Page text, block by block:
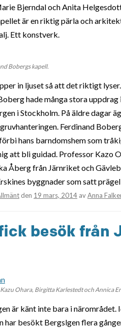
Bjerndal och Anita
är en riktig pärla och
Ett konstverk.
Bobergs kapell.
in ljuset så att det riktigt
hade många stora
i Stockholm. På äldre dagar
Ferdinand
hans barndomshem som
att bli guidad. Professor Kazo
Åberg från Järnriket och
byggnader som satt
den 19 mars, 2014 avAnna
besök från
Ohara, Birgitta Karlestedt och Annica
är känt inte bara i
har besökt Bergslgen flera